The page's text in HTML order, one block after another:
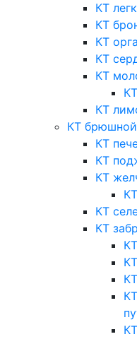
КТ
КТ
КТ
КТ
КТ
КТ
КТ
КТ
КТ
КТ
КТ
КТ